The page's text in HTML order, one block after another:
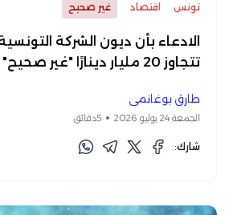
تونس اقتصاد غير صحيح
الادعاء بأن ديون الشركة التونسية
تتجاوز 20 مليار دينارًا "غير صحيح"
طارق بوغانمي
الجمعة 24 يوليو 2026 5دقائق
شارك: